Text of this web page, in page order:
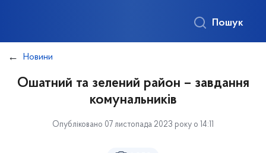
Пошук
Новини
Ошатний та зелений район – завдання
комунальників
Опубліковано 07 листопада 2023 року о 14:11